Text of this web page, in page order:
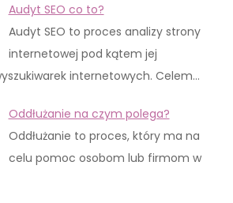
Audyt SEO co to?
Audyt SEO to proces analizy strony
internetowej pod kątem jej
internetowych. Celem…
Oddłużanie na czym polega?
Oddłużanie to proces, który ma na
celu pomoc osobom lub firmom w